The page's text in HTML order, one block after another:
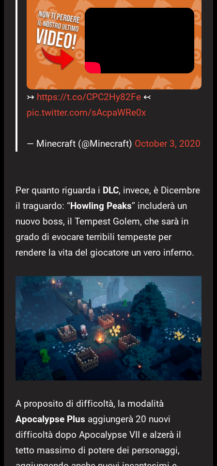
↣ https://t.co/CPC2Hy82Fe ↢
pic.twitter.com/sAcpaWRe0x
— Minecraft (@Minecraft) October 3, 2020
Per quanto riguarda i DLC, invece, è Dicembre
il traguardo: “Howling Peaks” includerà un
nuovo boss, il Tempest Golem, che sarà in
grado di evocare terribili tempeste per
rendere la vita del giocatore un vero inferno.
A proposito di difficoltà, la modalità
Apocalypse Plus aggiungerà 20 nuovi
difficoltà dopo Apocalypse VII e alzerà il
tetto massimo di potere dei personaggi,